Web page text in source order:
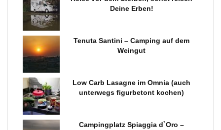
Deine Erben!
Tenuta Santini – Camping auf dem
Weingut
Low Carb Lasagne im Omnia (auch
unterwegs figurbetont kochen)
Campingplatz Spiaggia d`Oro –